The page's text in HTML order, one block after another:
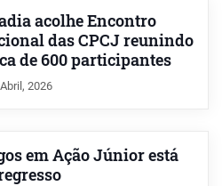
acolhe Encontro
das CPCJ reunindo
de 600 participantes
2026
em Ação Júnior está